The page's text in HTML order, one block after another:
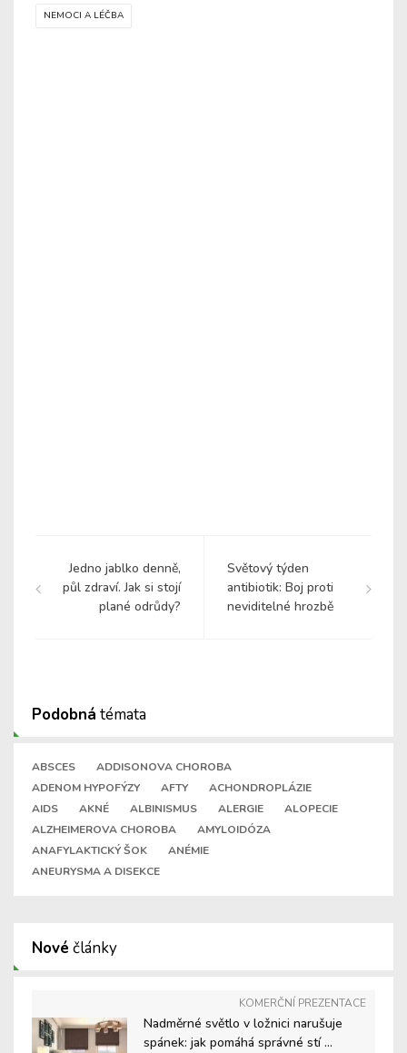
NEMOCI A LÉČBA
Jedno jablko denně,
půl zdraví. Jak si stojí
plané odrůdy?
Světový týden
antibiotik: Boj proti
neviditelné hrozbě
Podobná témata
ABSCES
ADDISONOVA CHOROBA
ADENOM HYPOFÝZY
AFTY
ACHONDROPLÁZIE
AIDS
AKNÉ ALBINISMUS ALERGIE
ALOPECIE
ALZHEIMEROVA CHOROBA
AMYLOIDÓZA
ANAFYLAKTICKÝ ŠOK
ANÉMIE
ANEURYSMA A DISEKCE
Nové články
KOMERČNÍ PREZENTACE
Nadměrné světlo v ložnici narušuje
spánek: jak pomáhá správné stí ...